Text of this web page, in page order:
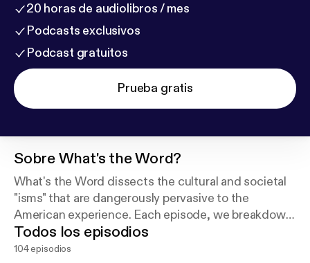
20 horas de audiolibros / mes
Podcasts exclusivos
Podcast gratuitos
Prueba gratis
SobreWhat's the Word?
What's the Word dissects the cultural and societal
"isms" that are dangerously pervasive to the
American experience. Each episode, we breakdown
those ails - from cultural appropriation to identity
politics.
Todos los episodios
104 episodios